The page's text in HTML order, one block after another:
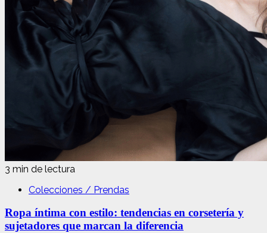
3 min de lectura
Colecciones / Prendas
Ropa íntima con estilo: tendencias en corsetería y
sujetadores que marcan la diferencia